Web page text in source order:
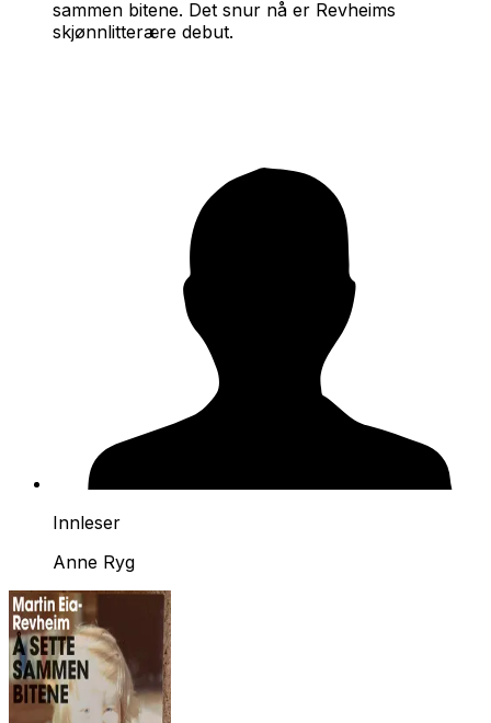
sammen bitene. Det snur nå er Revheims
skjønnlitterære debut.
Innleser
Anne Ryg